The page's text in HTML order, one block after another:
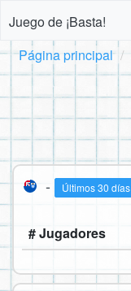
Juego de ¡Basta!
Página principal
- Últimos 30 días
# Jugadores